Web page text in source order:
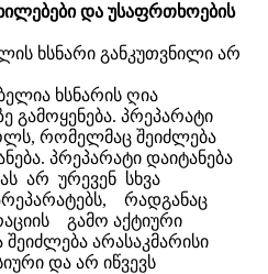
და უსაფრთხოების
ხსნარი განკუთვნილი არ
ხსნარის ღია
გამოყენება. პრეპარატი
რომელმაც შეიძლება
პრეპარატი დაიტანება
არ ურევენ სხვა
რადგანაც
გამო აქტიური
არასაკმარისი
და არ იწვევს